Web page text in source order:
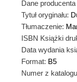
Dane producenta
Tytuł oryginału:
Tłumaczenie:
ISBN Książki
Data wydania
Format: B5
Numer z